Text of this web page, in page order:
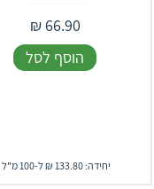
66.90
₪
הוסף לסל
יחידה: 133.80 ₪ ל-100 מ"ל